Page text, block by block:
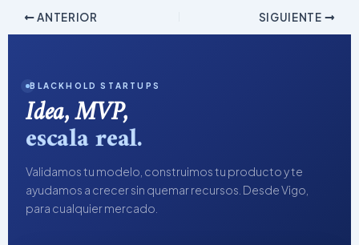
ANTERIOR SIGUIENTE
BLACKHOLD STARTUPS
Idea, MVP,
escala real.
Validamos tu modelo, construimos tu producto y te
ayudamos a crecer sin quemar recursos. Desde Vigo,
para cualquier mercado.